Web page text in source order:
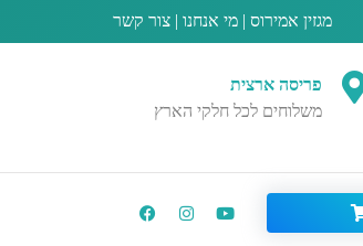
מגזין אמירוס | מי אנחנו | צור קשר
פריסה ארצית
משלוחים לכל חלקי הארץ